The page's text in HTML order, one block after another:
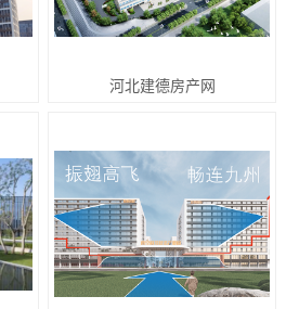
河北建德房产网